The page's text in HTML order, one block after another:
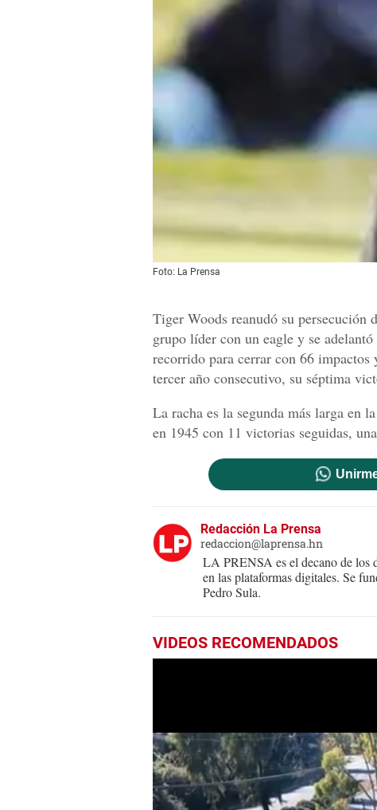
Foto: La Prensa
Tiger Woods reanudó su persecución
grupo líder con un eagle y se
recorrido para cerrar con 66
tercer año consecutivo, su séptima
La racha es la segunda más larga en
en 1945 con 11 victorias seguidas,
Redacción La Prensa
redaccion@laprensa.hn
LA PRENSA es el decano de los
en las plataformas digitales. Se
Pedro Sula.
VIDEOS RECOMENDADOS